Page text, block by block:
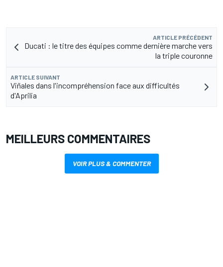
ARTICLE PRÉCÉDENT
Ducati : le titre des équipes comme dernière marche vers
la triple couronne
ARTICLE SUIVANT
Viñales dans l'incompréhension face aux difficultés
d'Aprilia
MEILLEURS COMMENTAIRES
VOIR PLUS & COMMENTER